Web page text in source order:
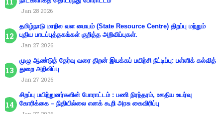
Jan 28 2026
தமிழ்நாடு மாநில வள மையம் (State Resource Centre) திறப்பு மற்றும்
புதிய பாடப்புத்தகங்கள் குறித்த அறிவிப்புகள்.
Jan 27 2026
முழு ஆண்டுத் தேர்வு வரை திறன் இயக்கப் பயிற்சி நீட்டிப்பு: பள்ளிக் கல்வித்
துறை அறிவிப்பு
Jan 27 2026
சிறப்பு பயிற்றுனர்களின் போராட்டம் : பணி நிரந்தரம், ஊதிய உயர்வு
கோரிக்கை – நிதியில்லை எனக் கூறி அரசு கைவிரிப்பு